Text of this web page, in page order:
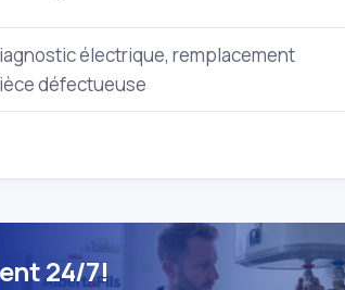
électrique, remplacement
défectueuse
24/7!